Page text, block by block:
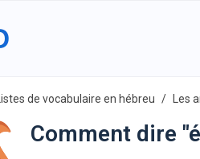
Listes de vocabulaire en hébreu Les
Comment dire